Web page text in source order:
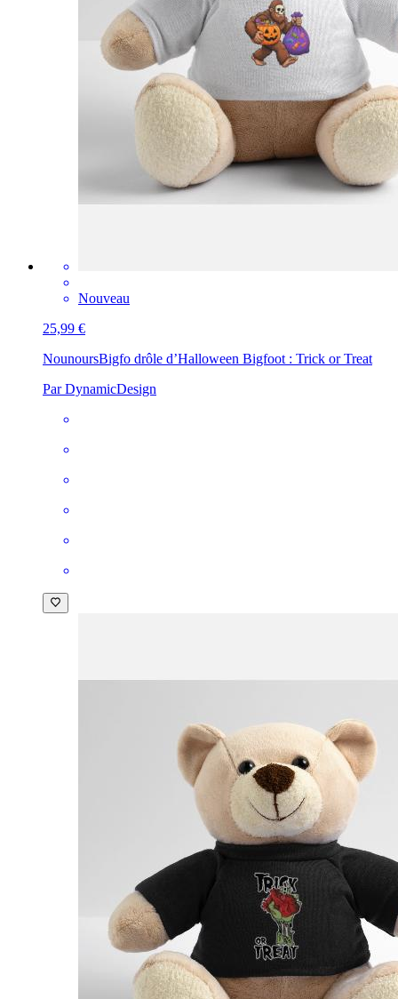
Nouveau
25,99 €
NounoursBigfo drôle d’Halloween Bigfoot : Trick or Treat
Par DynamicDesign